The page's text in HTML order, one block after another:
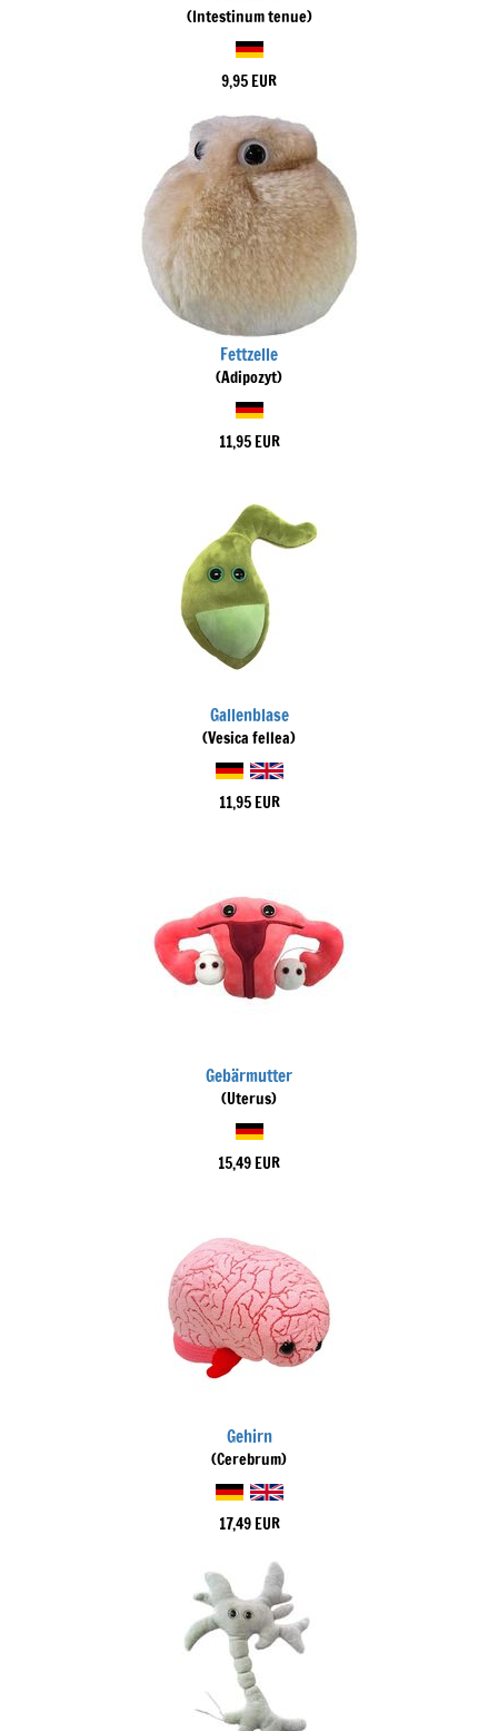
(Intestinum tenue)
9,95 EUR
Fettzelle
(Adipozyt)
11,95 EUR
Gallenblase
(Vesica fellea)
11,95 EUR
Gebärmutter
(Uterus)
15,49 EUR
Gehirn
(Cerebrum)
17,49 EUR